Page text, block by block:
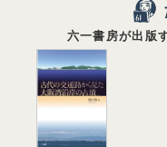
六一書房が出版